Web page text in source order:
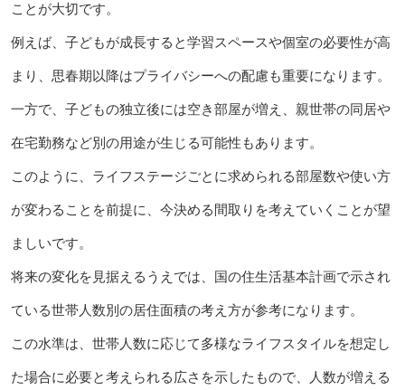
ことが大切です。
例えば、子どもが成長すると学習スペースや個室の必要性が高
まり、思春期以降はプライバシーへの配慮も重要になります。
一方で、子どもの独立後には空き部屋が増え、親世帯の同居や
在宅勤務など別の用途が生じる可能性もあります。
このように、ライフステージごとに求められる部屋数や使い方
が変わることを前提に、今決める間取りを考えていくことが望
ましいです。
将来の変化を見据えるうえでは、国の住生活基本計画で示され
ている世帯人数別の居住面積の考え方が参考になります。
この水準は、世帯人数に応じて多様なライフスタイルを想定し
た場合に必要と考えられる広さを示したもので、人数が増える